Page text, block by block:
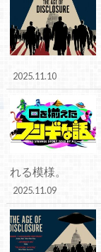
2025.11.10
れる模様。
2025.11.09